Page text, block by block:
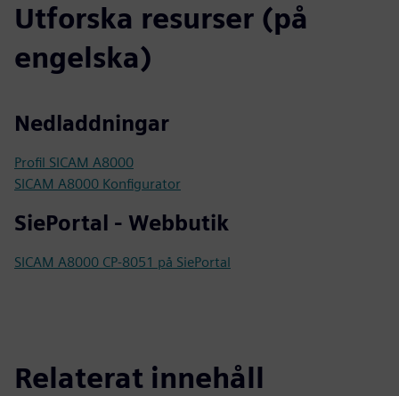
Utforska resurser (på
engelska)
Nedladdningar
Profil SICAM A8000
SICAM A8000 Konfigurator
SiePortal - Webbutik
SICAM A8000 CP-8051 på SiePortal
Relaterat innehåll